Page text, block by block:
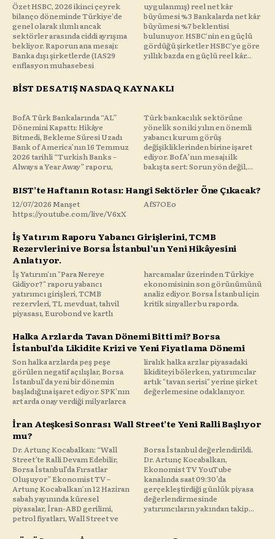
Özet HSBC, 2026 ikinci çeyrek
bilanço döneminde Türkiye'de
genel olarak ılımlı ancak
sektörler arasında ciddi ayrışma
bekliyor. Raporun ana mesajı:
Banka dışı şirketlerde (IAS29
enflasyon muhasebesi
uygulanmış) reel net kâr
büyümesi %3 Bankalarda net kâr
büyümesi %7 beklentisi
bulunuyor. HSBC'nin en güçlü
gördüğü şirketler HSBC'ye göre
yıllık bazda en güçlü reel kâr...
BİST DE SATIŞ NASDAQ KAYNAKLI
BofA Türk Bankalarında “AL”
Dönemini Kapattı: Hikâye
Bitmedi, Bekleme Süresi Uzadı
Bank of America’nın 16 Temmuz
2026 tarihli “Turkish Banks –
Always a Year Away” raporu,
Türk bankacılık sektörüne
yönelik son iki yılın en önemli
yabancı kurum görüş
değişikliklerinden birine işaret
ediyor. BofA’nın mesajı ilk
bakışta sert: Sorun yön değil,...
BIST’te Haftanın Rotası: Hangi Sektörler Öne Çıkacak?
12/07/2026 Manşet
https://youtube.com/live/V6xX
AfS7OEo
İş Yatırım Raporu Yabancı Girişlerini, TCMB
Rezervlerini ve Borsa İstanbul’un Yeni Hikâyesini
Anlatıyor.
İş Yatırım'ın "Para Nereye
Gidiyor?" raporu yabancı
yatırımcı girişleri, TCMB
rezervleri, TL mevduat, tahvil
piyasası, Eurobond ve kartlı
harcamalar üzerinden Türkiye
ekonomisinin son görünümünü
analiz ediyor. Borsa İstanbul için
kritik sinyaller bu raporda.
Halka Arzlarda Tavan Dönemi Bitti mi? Borsa
İstanbul’da Likidite Krizi ve Yeni Fiyatlama Dönemi
Son halka arzlarda peş peşe
görülen negatif açılışlar, Borsa
İstanbul'da yeni bir dönemin
başladığına işaret ediyor. SPK'nın
art arda onay verdiği milyarlarca
liralık halka arzlar piyasadaki
likiditeyi bölerken, yatırımcılar
artık "tavan serisi" yerine şirket
değerlemesine odaklanıyor.
İran Ateşkesi Sonrası Wall Street’te Yeni Ralli Başlıyor
mu?
Dr. Artunç Kocabalkan: “Wall
Street’te Ralli Devam Edebilir,
Borsa İstanbul’da Fırsatlar
Oluşuyor” Ekonomist TV –
Artunç Kocabalkan’ın 12 Haziran
sabah yayınında küresel
piyasalar, İran-ABD gerilimi,
petrol fiyatları, Wall Street ve
Borsa İstanbul değerlendirildi.
Dr. Artunç Kocabalkan,
Ekonomist TV YouTube
kanalında saat 09:30’da
gerçekleştirdiği günlük piyasa
değerlendirmesinde
yatırımcıların yakından takip...